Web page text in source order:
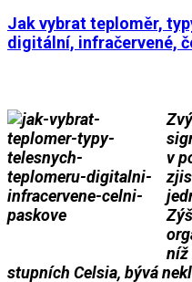
Jak vybrat teploměr,
digitální, infračervené,
v
níž
stupních Celsia, bývá